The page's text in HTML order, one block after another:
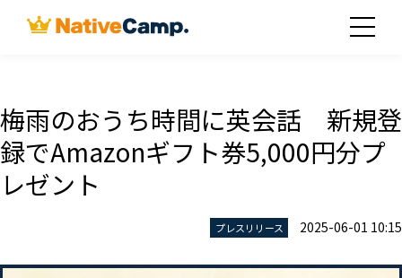
梅雨のおうち時間に英会話 新規登
録でAmazonギフト券5,000円分プ
レゼント
プレスリリース 2025-06-01 10:15